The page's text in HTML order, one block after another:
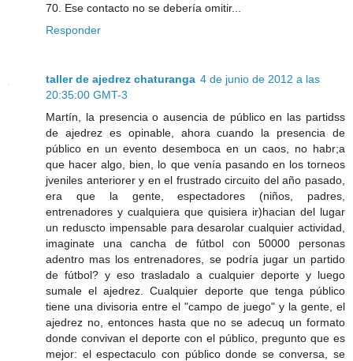
70. Ese contacto no se debería omitir...
Responder
taller de ajedrez chaturanga 4 de junio de 2012 a las
20:35:00 GMT-3
Martín, la presencia o ausencia de público en las partidss
de ajedrez es opinable, ahora cuando la presencia de
público en un evento desemboca en un caos, no habr;a
que hacer algo, bien, lo que venía pasando en los torneos
jveniles anteriorer y en el frustrado circuito del año pasado,
era que la gente, espectadores (niños, padres,
entrenadores y cualquiera que quisiera ir)hacian del lugar
un reduscto impensable para desarolar cualquier actividad,
imaginate una cancha de fútbol con 50000 personas
adentro mas los entrenadores, se podría jugar un partido
de fútbol? y eso trasladalo a cualquier deporte y luego
sumale el ajedrez. Cualquier deporte que tenga público
tiene una divisoria entre el "campo de juego" y la gente, el
ajedrez no, entonces hasta que no se adecuq un formato
donde convivan el deporte con el público, pregunto que es
mejor: el espectaculo con público donde se conversa, se